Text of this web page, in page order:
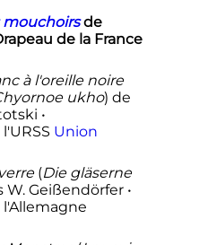
mouchoirsde
à l'oreille noire
ukho) de
•
Union
(Die gläserne
W. Geißendörfer •